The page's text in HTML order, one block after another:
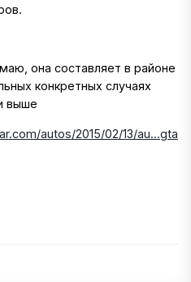
она составляет в районе
конкретных случаях
выше
autos/2015/02/13/au...gta